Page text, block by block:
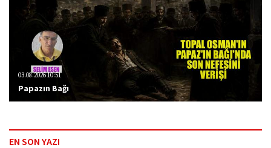
03.08.2026 10:51
Papazın Bağı
EN SON YAZI